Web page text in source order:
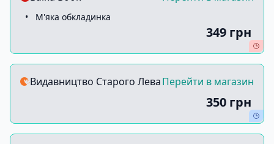
• М'яка обкладинка
349 грн
Видавництво Старого ЛеваПерейти в магазин
350 грн